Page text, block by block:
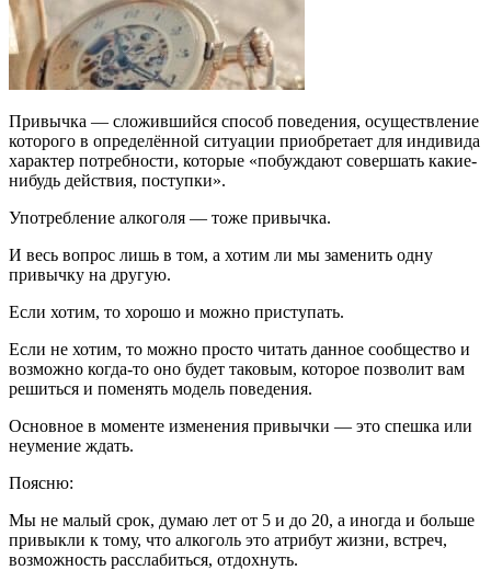
Привычка — сложившийся способ поведения, осуществление
которого в определённой ситуации приобретает для индивида
характер потребности, которые «побуждают совершать какие-
нибудь действия, поступки».
Употребление алкоголя — тоже привычка.
И весь вопрос лишь в том, а хотим ли мы заменить одну
привычку на другую.
Если хотим, то хорошо и можно приступать.
Если не хотим, то можно просто читать данное сообщество и
возможно когда-то оно будет таковым, которое позволит вам
решиться и поменять модель поведения.
Основное в моменте изменения привычки — это спешка или
неумение ждать.
Поясню:
Мы не малый срок, думаю лет от 5 и до 20, а иногда и больше
привыкли к тому, что алкоголь это атрибут жизни, встреч,
возможность расслабиться, отдохнуть.